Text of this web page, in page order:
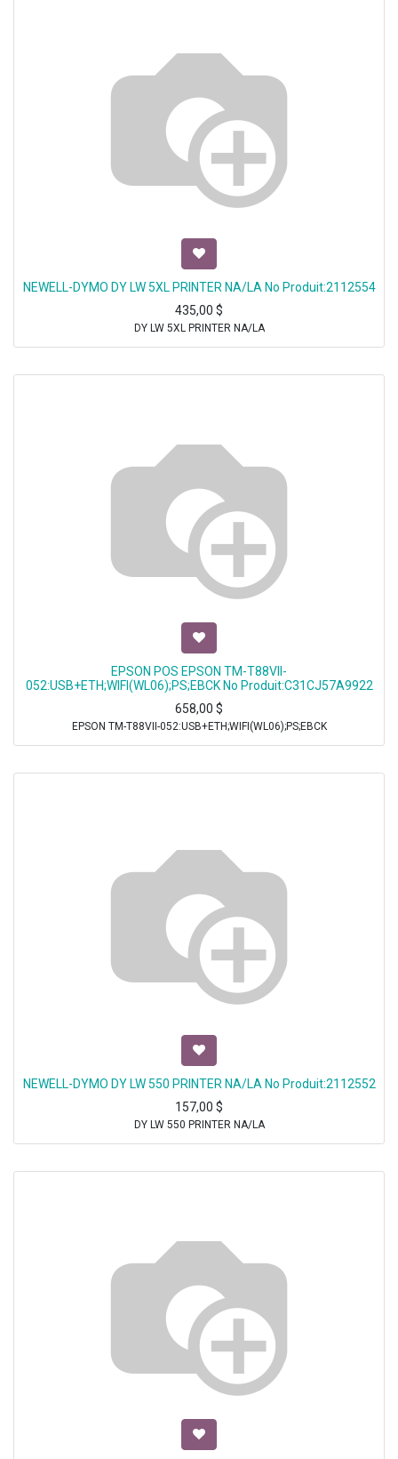
NEWELL-DYMO DY LW 5XL PRINTER NA/LA No Produit:2112554
435,00 $
DY LW 5XL PRINTER NA/LA
EPSON POS EPSON TM-T88VII-
052:USB+ETH;WIFI(WL06);PS;EBCK No Produit:C31CJ57A9922
658,00 $
EPSON TM-T88VII-052:USB+ETH;WIFI(WL06);PS;EBCK
NEWELL-DYMO DY LW 550 PRINTER NA/LA No Produit:2112552
157,00 $
DY LW 550 PRINTER NA/LA